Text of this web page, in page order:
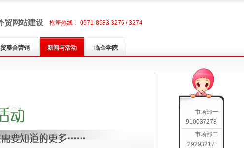
贸网站建设 抢座热线： 0571-8583 3276 / 3274
整合营销 新闻与活动 临企学院
市场部一
910037278
市场部二
29293217